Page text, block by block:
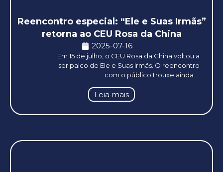
Reencontro especial: “Ele e Suas Irmãs”
retorna ao CEU Rosa da China
2025-07-16
Em 15 de julho, o CEU Rosa da China voltou a
ser palco de Ele e Suas Irmãs. O reencontro
com o público trouxe ainda ...
Leia mais